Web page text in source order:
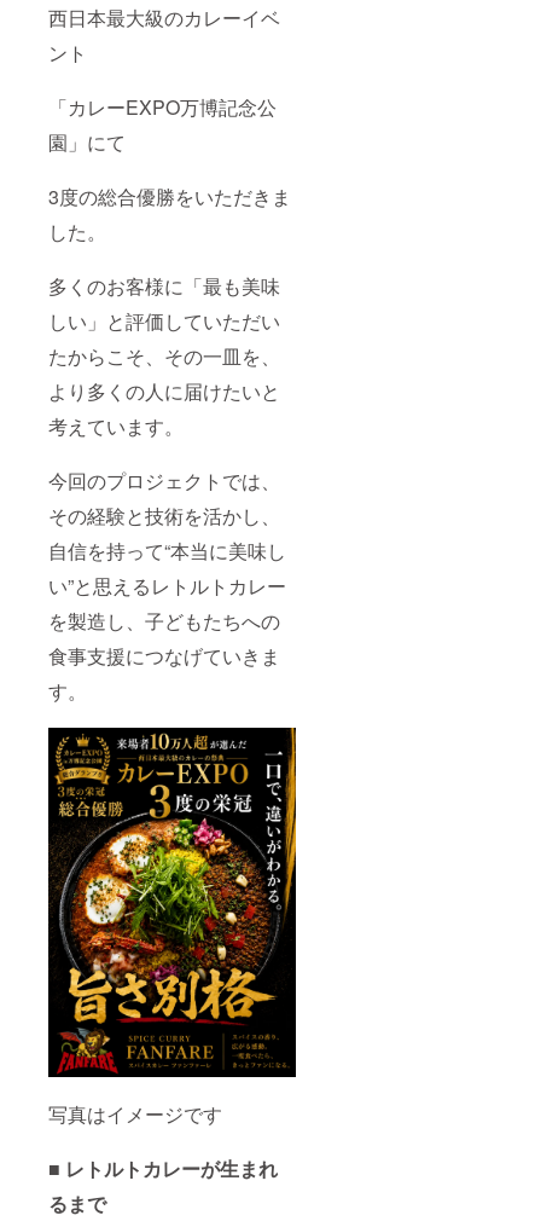
西日本最大級のカレーイベ
ント
「カレーEXPO万博記念公
園」にて
3度の総合優勝をいただきま
した。
多くのお客様に「最も美味
しい」と評価していただい
たからこそ、その一皿を、
より多くの人に届けたいと
考えています。
今回のプロジェクトでは、
その経験と技術を活かし、
自信を持って“本当に美味し
い”と思えるレトルトカレー
を製造し、子どもたちへの
食事支援につなげていきま
す。
写真はイメージです
■ レトルトカレーが生まれ
るまで